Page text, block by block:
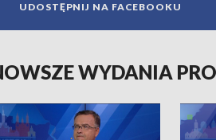
UDOSTĘPNIJ NA FACEBOOKU
WYDANIA